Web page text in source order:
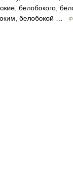
белобокого,
белобокой …